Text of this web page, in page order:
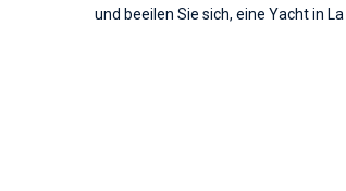
und beeilen Sie sich, eine Yacht in